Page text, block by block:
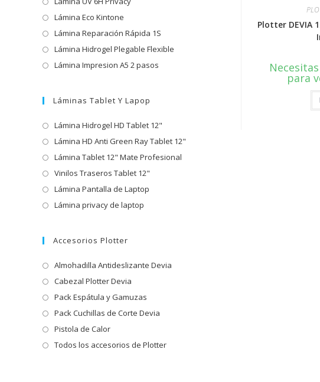
Plotter DEVIA
para
Lámina Eco Kintone
Lámina Reparación Rápida 1S
Lámina Hidrogel Plegable Flexible
Lámina Impresion A5 2 pasos
Láminas Tablet Y Lapop
Lámina Hidrogel HD Tablet 12"
Lámina HD Anti Green Ray Tablet 12"
Lámina Tablet 12" Mate Profesional
Vinilos Traseros Tablet 12"
Lámina Pantalla de Laptop
Lámina privacy de laptop
Accesorios Plotter
Almohadilla Antideslizante Devia
Cabezal Plotter Devia
Pack Espátula y Gamuzas
Pack Cuchillas de Corte Devia
Pistola de Calor
Todos los accesorios de Plotter